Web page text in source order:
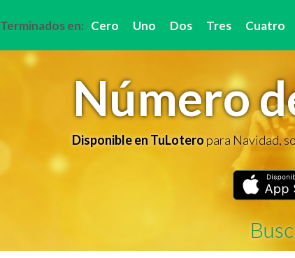
Terminados en: Cero Uno Dos Tres Cuatro
Número
Disponible en TuLoteropara Navidad,